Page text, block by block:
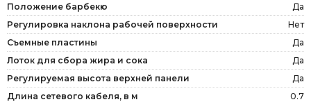
Положение барбекю
Да
Регулировка наклона рабочей поверхности
Нет
Съемные пластины
Да
Лоток для сбора жира и сока
Да
Регулируемая высота верхней панели
Да
Длина сетевого кабеля, в м
0.7